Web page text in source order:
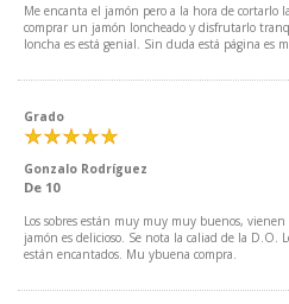
Me encanta el jamón pero a la hora de cortarlo
comprar un jamón loncheado y disfrutarlo
loncha es está genial. Sin duda está página es
Grado
Gonzalo Rodríguez
De 10
Los sobres están muy muy muy buenos,
jamón es delicioso. Se nota la caliad de la D.O.
están encantados. Mu ybuena compra.